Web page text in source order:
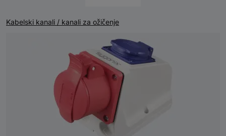
Kabelski kanali / kanali za ožičenje